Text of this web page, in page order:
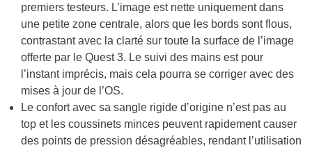
premiers testeurs. L’image est nette uniquement dans
une petite zone centrale, alors que les bords sont flous,
contrastant avec la clarté sur toute la surface de l’image
offerte par le Quest 3. Le suivi des mains est pour
l’instant imprécis, mais cela pourra se corriger avec des
mises à jour de l’OS.
Le confort avec sa sangle rigide d’origine n’est pas au
top et les coussinets minces peuvent rapidement causer
des points de pression désagréables, rendant l’utilisation